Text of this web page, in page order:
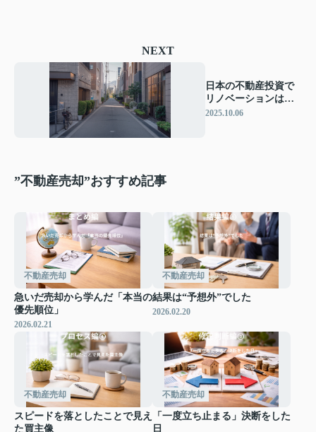
NEXT
日本の不動産投資で
リノベーションは有
効？築古物件の選び
2025.10.06
”不動産売却”おすすめ記事
不動産売却
急いだ売却から学んだ「本当の
優先順位」
2026.02.21
不動産売却
結果は“予想外”でした
2026.02.20
不動産売却
スピードを落としたことで見え
た買主像
不動産売却
「一度立ち止まる」決断をした
日